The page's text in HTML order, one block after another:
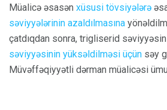
Müalicə əsasən xüsusi tövsiyələrə
səviyyələrinin azaldılmasına
çatdıqdan sonra, trigliserid
səviyyəsinin yüksəldilməsi üçün səy
Müvəffəqiyyətli dərman müalicəsi